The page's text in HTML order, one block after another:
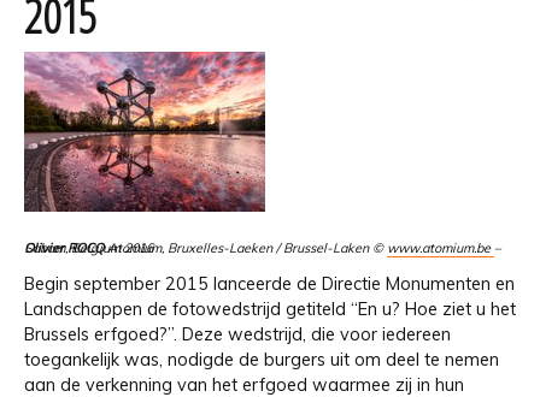
2015
Olivier ROCQAtomium, Bruxelles-Laeken / Brussel-Laken © www.atomium.be
– Sabam, Belgium 2016
Begin september 2015 lanceerde de Directie Monumenten en
Landschappen de fotowedstrijd getiteld “En u? Hoe ziet u het
Brussels erfgoed?”. Deze wedstrijd, die voor iedereen
toegankelijk was, nodigde de burgers uit om deel te nemen
aan de verkenning van het erfgoed waarmee zij in hun